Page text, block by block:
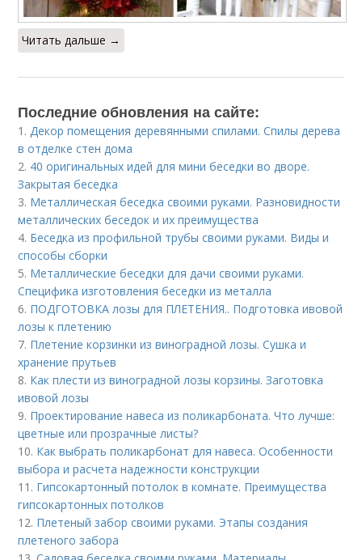
Читать дальше →
Последние обновления на сайте:
1.Декор помещения деревянными спилами. Спилы дерева
в отделке стен дома
2. 40 оригинальных идей для мини беседки во дворе.
Закрытая беседка
3. Металлическая беседка своими руками. Разновидности
металлических беседок и их преимущества
4. Беседка из профильной трубы своими руками. Виды и
способы сборки
5. Металлические беседки для дачи своими руками.
Специфика изготовления беседки из металла
6. ПОДГОТОВКА лозы для ПЛЕТЕНИЯ.. Подготовка ивовой
лозы к плетению
7. Плетение корзинки из виноградной лозы. Сушка и
хранение прутьев
8. Как плести из виноградной лозы корзины. Заготовка
ивовой лозы
9. Проектирование навеса из поликарбоната. Что лучше:
цветные или прозрачные листы?
10. Как выбрать поликарбонат для навеса. Особенности
выбора и расчета надежности конструкции
11. Гипсокартонный потолок в комнате. Преимущества
гипсокартонных потолков
12. Плетеный забор своими руками. Этапы создания
плетеного забора